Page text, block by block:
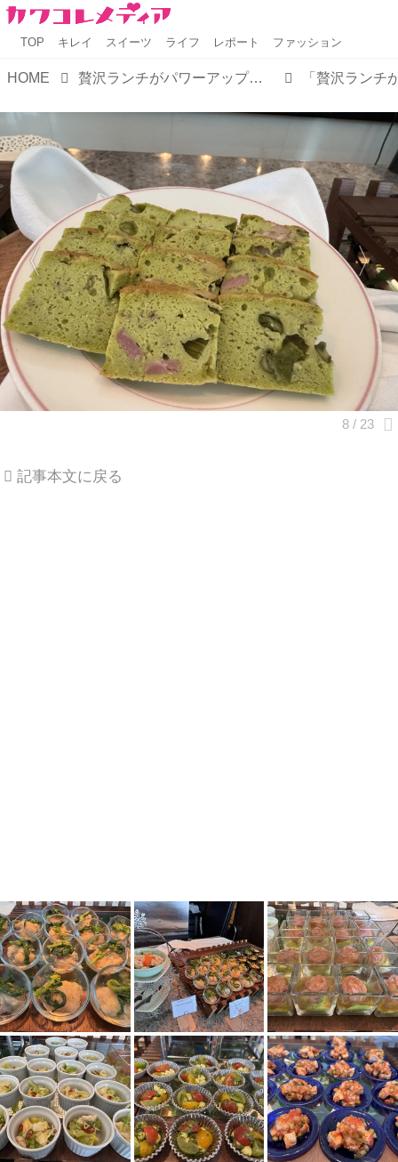
TOP キレイ スイーツ ライフ レポート ファッション
HOME 贅沢ランチがパワーアップ♡ザ ロイヤルパークホテル アイコニック 東京汐留「アイコニックランチ」がフルブッフェに進化
記事本文に戻る